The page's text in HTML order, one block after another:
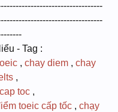
- Tag :
, chay diem , chay
,
toc ,
toeic cấp tốc , chạy